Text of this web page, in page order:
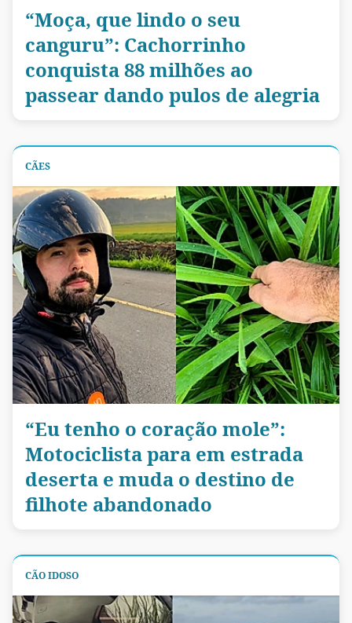
“Moça, que lindo o seu
canguru”: Cachorrinho
conquista 88 milhões ao
passear dando pulos de alegria
CÃES
“Eu tenho o coração mole”:
Motociclista para em estrada
deserta e muda o destino de
filhote abandonado
CÃO IDOSO